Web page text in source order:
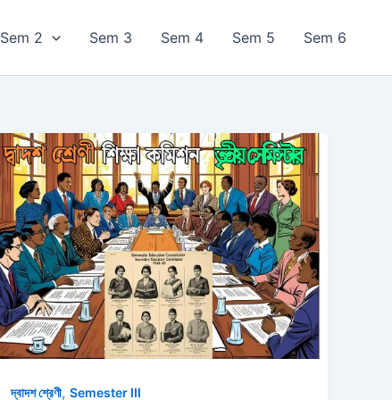
Sem 2 Sem 3 Sem 4 Sem 5 Sem 6
দ্বাদশ শ্রেণী,Semester III